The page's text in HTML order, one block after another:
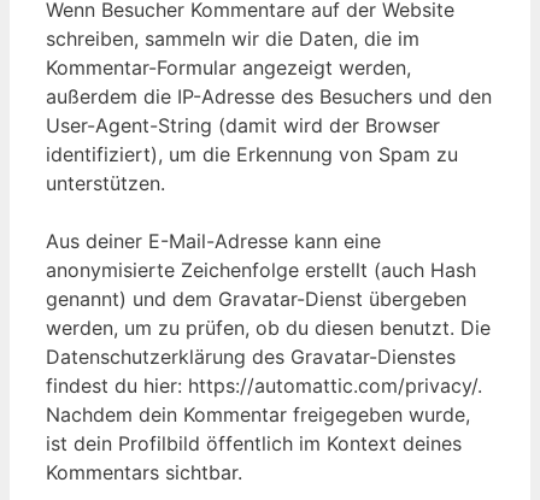
Wenn Besucher Kommentare auf der Website
schreiben, sammeln wir die Daten, die im
Kommentar-Formular angezeigt werden,
außerdem die IP-Adresse des Besuchers und den
User-Agent-String (damit wird der Browser
identifiziert), um die Erkennung von Spam zu
unterstützen.
Aus deiner E-Mail-Adresse kann eine
anonymisierte Zeichenfolge erstellt (auch Hash
genannt) und dem Gravatar-Dienst übergeben
werden, um zu prüfen, ob du diesen benutzt. Die
Datenschutzerklärung des Gravatar-Dienstes
findest du hier: https://automattic.com/privacy/.
Nachdem dein Kommentar freigegeben wurde,
ist dein Profilbild öffentlich im Kontext deines
Kommentars sichtbar.